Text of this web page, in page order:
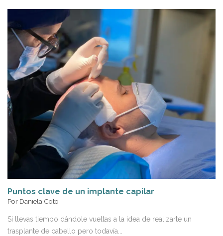
Puntos clave de un implante capilar
Por Daniela Coto
Si llevas tiempo dándole vueltas a la idea de realizarte un
trasplante de cabello pero todavía...